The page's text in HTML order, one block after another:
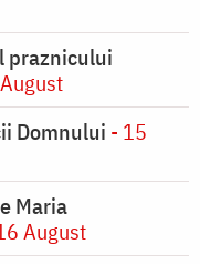
praznicului
Domnului - 15
Maria
August